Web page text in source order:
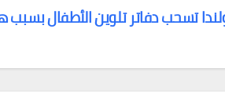
تسحب دفاتر تلوين الأطفال بسبب